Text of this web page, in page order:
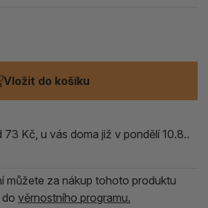
Vložit do košíku
73 Kč, u vás doma již v pondělí 10.8..
můžete za nákup tohoto produktu
do věrnostního programu.